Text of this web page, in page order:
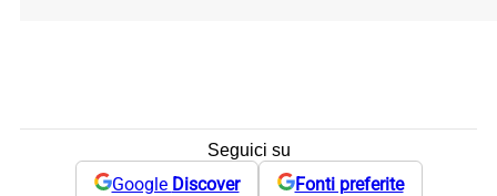
Seguici su
Google Discover Fonti preferite